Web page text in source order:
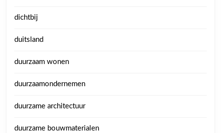
dichtbij
duitsland
duurzaam wonen
duurzaamondernemen
duurzame architectuur
duurzame bouwmaterialen